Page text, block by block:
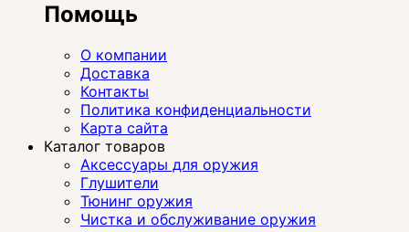
Помощь
О компании
Доставка
Контакты
Политика конфиденциальности
Карта сайта
Каталог товаров
Аксессуары для оружия
Глушители
Тюнинг оружия
Чистка и обслуживание оружия